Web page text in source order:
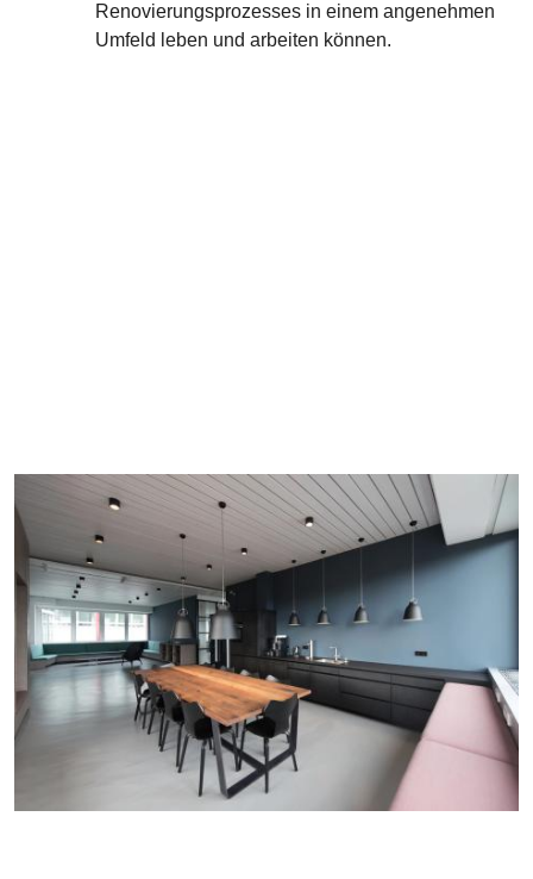
Renovierungsprozesses in einem angenehmen
Umfeld leben und arbeiten können.